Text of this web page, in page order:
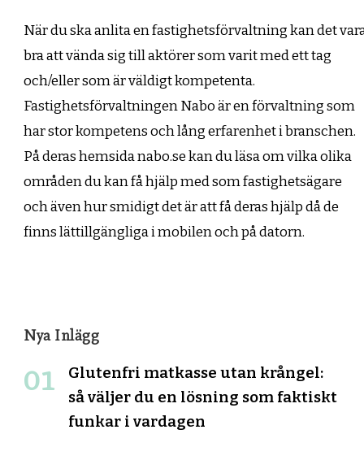
När du ska anlita en fastighetsförvaltning kan det
bra att vända sig till aktörer som varit med ett tag
och/eller som är väldigt kompetenta.
Fastighetsförvaltningen Nabo är en förvaltning som
har stor kompetens och lång erfarenhet i branschen.
På deras hemsida nabo.se kan du läsa om vilka olika
områden du kan få hjälp med som fastighetsägare
och även hur smidigt det är att få deras hjälp då de
finns lättillgängliga i mobilen och på datorn.
Nya Inlägg
Glutenfri matkasse utan krångel:
så väljer du en lösning som faktiskt
funkar i vardagen